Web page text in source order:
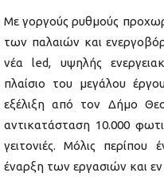
Με γοργούς ρυθμούς
των παλαιών και
νέα led, υψηλής
πλαίσιο του μεγάλου
εξέλιξη από τον Δήμο
αντικατάσταση 10.000
γειτονιές. Μόλις
έναρξη των εργασιών και